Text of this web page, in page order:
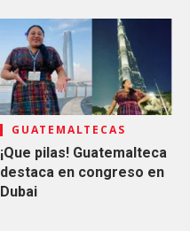
GUATEMALTECAS
¡Que pilas! Guatemalteca
destaca en congreso en
Dubai